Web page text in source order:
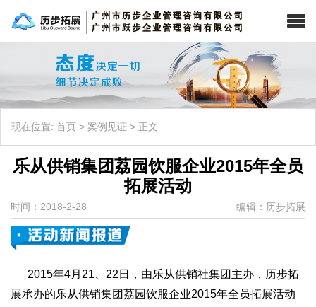
现在位置: 首页 > 案例见证 > 正文
乐从供销集团荔园饮服企业2015年全员
拓展活动
时间：2018-2-28 编辑：历步拓展
2015年4月21、22日，由乐从供销社集团主办，历步拓
展承办的乐从供销集团荔园饮服企业2015年全员拓展活动